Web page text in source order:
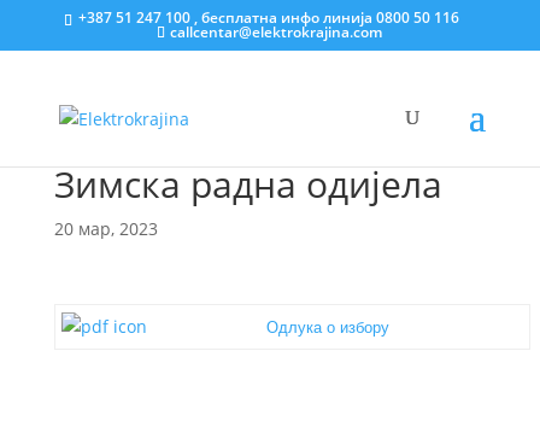
+387 51 247 100 , бесплатна инфо линија 0800 50 116
callcentar@elektrokrajina.com
Зимска радна одијела
20 мар, 2023
Одлука о избору